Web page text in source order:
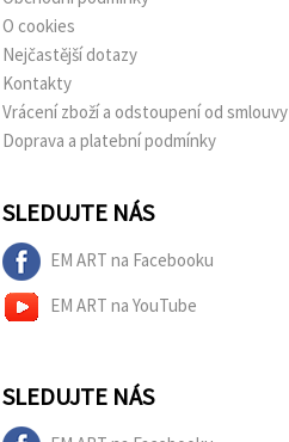
O cookies
Nejčastější dotazy
Kontakty
Vrácení zboží a odstoupení od smlouvy
Doprava a platební podmínky
SLEDUJTE NÁS
EM ART na Facebooku
EM ART na YouTube
SLEDUJTE NÁS